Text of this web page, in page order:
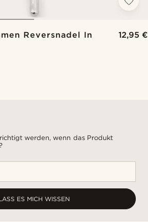
Reversnadel In
12,95 €
werden, wenn das Produkt
ES MICH WISSEN